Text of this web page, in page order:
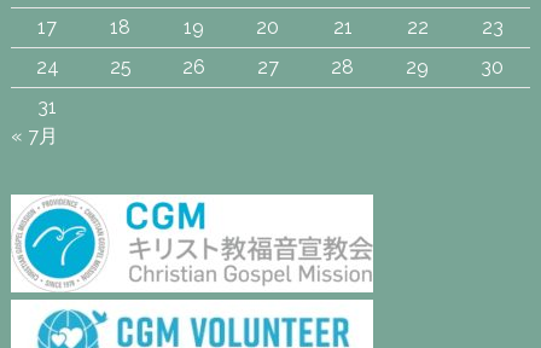
17
18 19 20 21 22
23
24
25 26 27 28 29
30
31
« 7月